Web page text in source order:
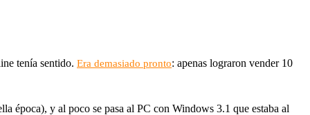
tenía sentido. Era demasiado pronto: apenas lograron vender 10
época), y al poco se pasa al PC con Windows 3.1 que estaba al